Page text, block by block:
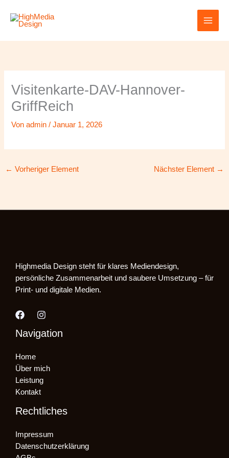
Inhalt
springen
Visitenkarte-DAV-Hannover-
GriffReich
Vonadmin/Januar 1, 2026
← Vorheriger Element Nächster Element →
Highmedia Design steht für klares Mediendesign,
persönliche Zusammenarbeit und saubere Umsetzung – für
Print- und digitale Medien.
Navigation
Home
Über mich
Leistung
Kontakt
Rechtliches
Impressum
Datenschutzerklärung